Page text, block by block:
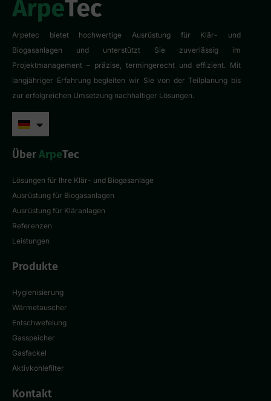
Arpetec bietet hochwertige Ausrüstung für Klär- und
Biogasanlagen und unterstützt Sie zuverlässig im
Projektmanagement – präzise, termingerecht und effizient. Mit
langjähriger Erfahrung begleiten wir Sie von der Teilplanung bis
zur erfolgreichen Umsetzung nachhaltiger Lösungen.
ÜberArpeTec
Lösungen für Ihre Klär- und Biogasanlage
Ausrüstung für Biogasanlagen
Ausrüstung für Kläranlagen
Referenzen
Leistungen
Produkte
Hygienisierung
Wärmetauscher
Entschwefelung
Gasspeicher
Gasfackel
Aktivkohlefilter
Kontakt